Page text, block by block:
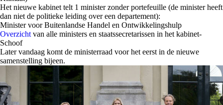
Het nieuwe kabinet telt 1 minister zonder portefeuille (de minister heeft
dan niet de politieke leiding over een departement):
Minister voor Buitenlandse Handel en Ontwikkelingshulp
Overzicht van alle ministers en staatssecretarissen in het kabinet-
Schoof
Later vandaag komt de ministerraad voor het eerst in de nieuwe
samenstelling bijeen.